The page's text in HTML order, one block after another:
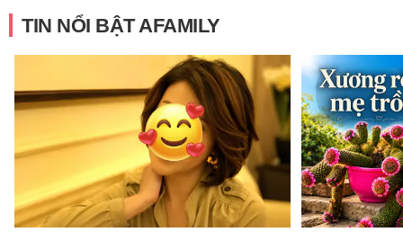
TIN NỔI BẬT AFAMILY